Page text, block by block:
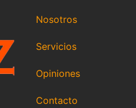
Nosotros
Servicios
Opiniones
Contacto